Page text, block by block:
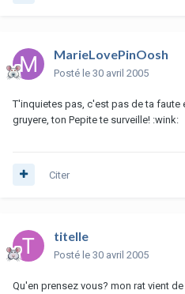
MarieLovePinOosh
Posté le 30 avril 2005
T'inquietes pas, c'est pas de ta faute
gruyere, ton Pepite te surveille! :wink:
Citer
titelle
Posté le 30 avril 2005
Qu'en prensez vous? mon rat vient